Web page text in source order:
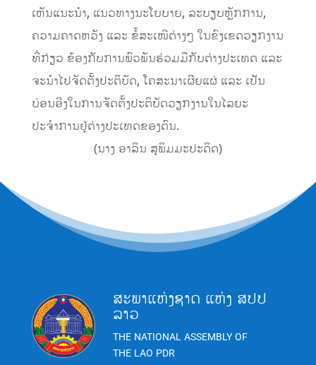
ເຫັນແນະນຳ, ແນວທາງນະໂຍບາຍ, ລະບຽບຫຼັກການ,
ຄວາມຄາດຫວັງ ແລະ ຂໍ້ສະເໜີຕ່າງໆ ໃນຂົງເຂດວຽກງານ
ທີ່ກ່ຽວ ຂ້ອງກັບການພົວພັນຮ່ວມມືກັບຕ່າງປະເທດ ແລະ
ຈະນຳໄປຈັດຕັ້ງປະຕິບັດ, ໂຄສະນາເຜີຍແຜ່ ແລະ ເປັນ
ບ່ອນອີງໃນການຈັດຕັ້ງປະຕິບັດວຽກງານໃນໄລຍະ
ປະຈຳການຢູ່ຕ່າງປະເທດຂອງຕົນ.
(ນາງ ອາລິນ ສຸພິມມະປະດິດ)
ສະພາແຫ່ງຊາດ ແຫ່ງ ສປປ
ລາວ
THE NATIONAL ASSEMBLY OF
THE LAO PDR